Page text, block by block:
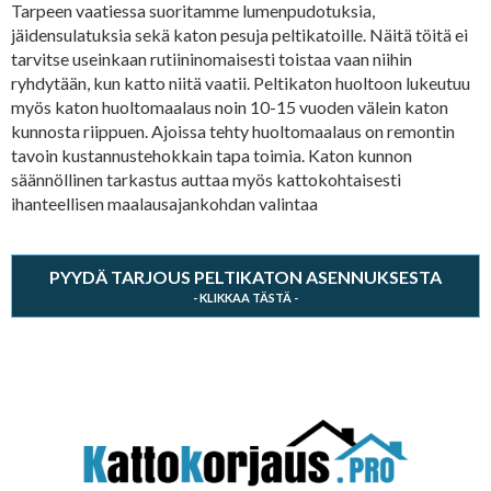
Tarpeen vaatiessa suoritamme lumenpudotuksia,
jäidensulatuksia sekä katon pesuja peltikatoille. Näitä töitä ei
tarvitse useinkaan rutiininomaisesti toistaa vaan niihin
ryhdytään, kun katto niitä vaatii. Peltikaton huoltoon lukeutuu
myös katon huoltomaalaus noin 10-15 vuoden välein katon
kunnosta riippuen. Ajoissa tehty huoltomaalaus on remontin
tavoin kustannustehokkain tapa toimia. Katon kunnon
säännöllinen tarkastus auttaa myös kattokohtaisesti
ihanteellisen maalausajankohdan valintaa
PYYDÄ TARJOUS PELTIKATON ASENNUKSESTA